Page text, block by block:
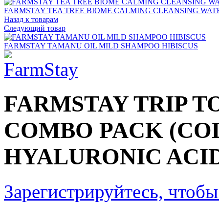
FARMSTAY TEA TREE BIOME CALMING CLEANSING
Назад к товарам
Следующий товар
FARMSTAY TAMANU OIL MILD SHAMPOO HIBISCUS
FARMSTAY TRIP
COMBO PACK
HYALURONIC
Зарегистрируйтесь,